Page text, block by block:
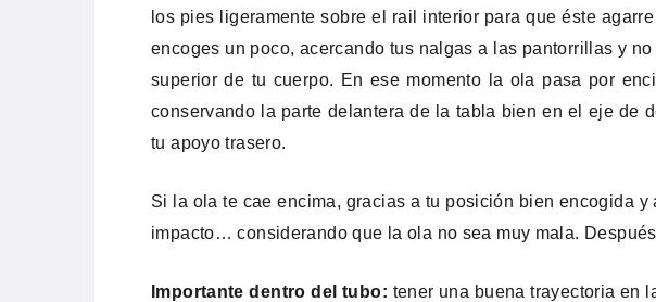
los pies ligeramente sobre el rail interior para que éste
encoges un poco, acercando tus nalgas a las pantorrillas y
superior de tu cuerpo. En ese momento la ola pasa por
conservando la parte delantera de la tabla bien en el eje de
tu apoyo trasero.
Si la ola te cae encima, gracias a tu posición bien encogida y
impacto… considerando que la ola no sea muy mala.
Importante dentro del tubo: tener una buena trayectoria en